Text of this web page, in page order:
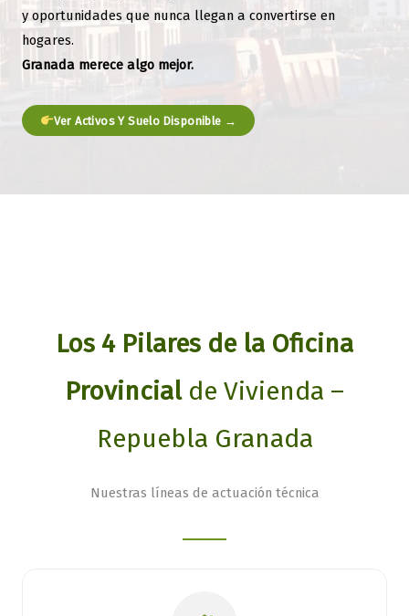
y oportunidades que nunca llegan a convertirse en
hogares.
Granada merece algo mejor.
Ver Activos Y Suelo Disponible →
Los 4 Pilares de la Oficina
Provincialde Vivienda –
Repuebla Granada
Nuestras líneas de actuación técnica